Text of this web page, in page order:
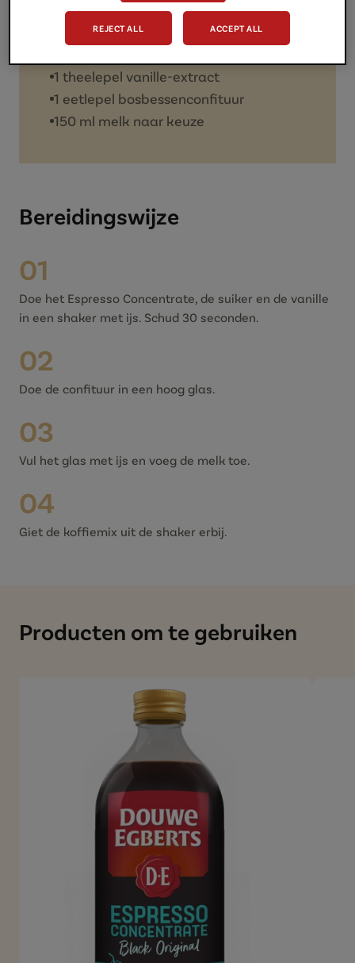
Original
IJsblokjes
1 theelepel vanille-extract
1 eetlepel bosbessenconfituur
150 ml melk naar keuze
Bereidingswijze
01
Doe het Espresso Concentrate, de suiker en de vanille
in een shaker met ijs. Schud 30 seconden.
02
Doe de confituur in een hoog glas.
03
Vul het glas met ijs en voeg de melk toe.
04
Giet de koffiemix uit de shaker erbij.
Producten om te gebruiken
REJECT ALL ACCEPT ALL